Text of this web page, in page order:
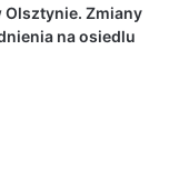
Zmiany
na osiedlu